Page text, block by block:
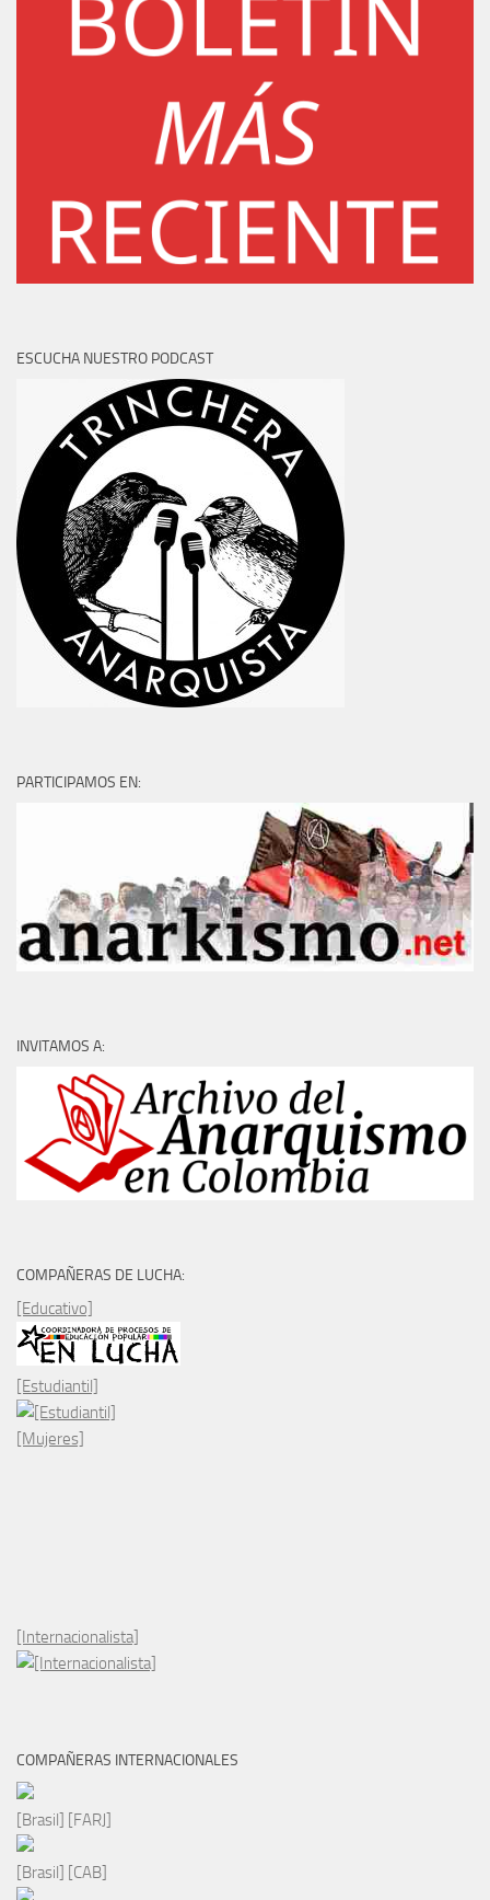
ESCUCHA NUESTRO PODCAST
PARTICIPAMOS EN:
INVITAMOS A:
COMPAÑERAS DE LUCHA:
[Educativo]
[Estudiantil]
[Mujeres]
[Internacionalista]
COMPAÑERAS INTERNACIONALES
[Brasil] [FARJ]
[Brasil] [CAB]